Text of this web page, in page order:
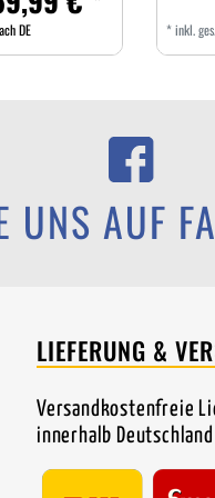
DE *inkl.
UNS AUF
LIEFERUNG &
Versandkostenfreie
innerhalb Deutschland